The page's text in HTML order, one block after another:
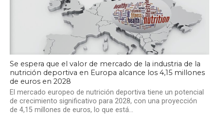
Se espera que el valor de mercado de la industria de la
nutrición deportiva en Europa alcance los 4,15 millones
de euros en 2028
El mercado europeo de nutrición deportiva tiene un potencial
de crecimiento significativo para 2028, con una proyección
de 4,15 millones de euros, lo que está...